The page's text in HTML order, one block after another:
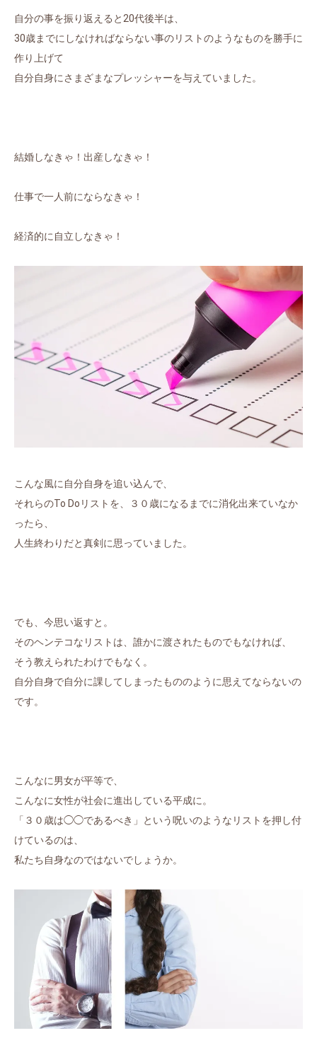
自分の事を振り返えると20代後半は、
30歳までにしなければならない事のリストのようなものを勝手に
作り上げて
自分自身にさまざまなプレッシャーを与えていました。
結婚しなきゃ！出産しなきゃ！
仕事で一人前にならなきゃ！
経済的に自立しなきゃ！
こんな風に自分自身を追い込んで、
それらのTo Doリストを、３０歳になるまでに消化出来ていなか
ったら、
人生終わりだと真剣に思っていました。
でも、今思い返すと。
そのヘンテコなリストは、誰かに渡されたものでもなければ、
そう教えられたわけでもなく。
自分自身で自分に課してしまったもののように思えてならないの
です。
こんなに男女が平等で、
こんなに女性が社会に進出している平成に。
「３０歳は◯◯であるべき」という呪いのようなリストを押し付
けているのは、
私たち自身なのではないでしょうか。